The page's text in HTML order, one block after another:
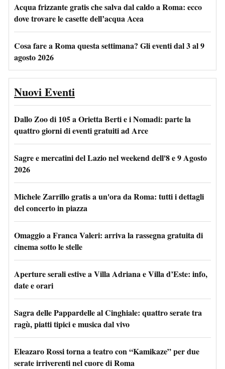
Acqua frizzante gratis che salva dal caldo a Roma: ecco
dove trovare le casette dell’acqua Acea
Cosa fare a Roma questa settimana? Gli eventi dal 3 al 9
agosto 2026
Nuovi Eventi
Dallo Zoo di 105 a Orietta Berti e i Nomadi: parte la
quattro giorni di eventi gratuiti ad Arce
Sagre e mercatini del Lazio nel weekend dell'8 e 9 Agosto
2026
Michele Zarrillo gratis a un'ora da Roma: tutti i dettagli
del concerto in piazza
Omaggio a Franca Valeri: arriva la rassegna gratuita di
cinema sotto le stelle
Aperture serali estive a Villa Adriana e Villa d’Este: info,
date e orari
Sagra delle Pappardelle al Cinghiale: quattro serate tra
ragù, piatti tipici e musica dal vivo
Eleazaro Rossi torna a teatro con “Kamikaze” per due
serate irriverenti nel cuore di Roma